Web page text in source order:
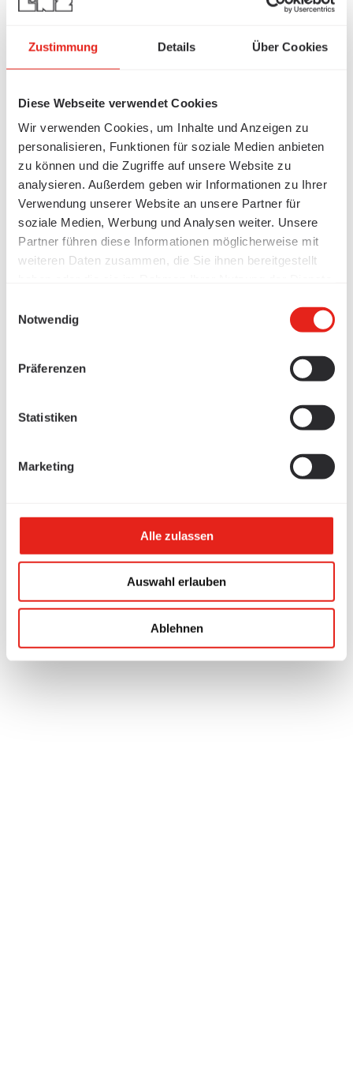
Zustimmung Details Über Cookies
Diese Webseite verwendet Cookies
Wir verwenden Cookies, um Inhalte und Anzeigen zu
personalisieren, Funktionen für soziale Medien anbieten
zu können und die Zugriffe auf unsere Website zu
analysieren. Außerdem geben wir Informationen zu Ihrer
Verwendung unserer Website an unsere Partner für
soziale Medien, Werbung und Analysen weiter. Unsere
Partner führen diese Informationen möglicherweise mit
weiteren Daten zusammen, die Sie ihnen bereitgestellt
Notwendig
Präferenzen
Statistiken
Marketing
Alle zulassen
Auswahl erlauben
Ablehnen